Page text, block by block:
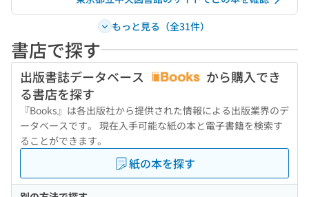
もっと見る（全31件）
書店で探す
出版書誌データベース
から購入でき
る書店を探す
『Books』は各出版社から提供された情報による出版業界のデ
ータベースです。 現在入手可能な紙の本と電子書籍を検索す
ることができます。
紙の本を探す